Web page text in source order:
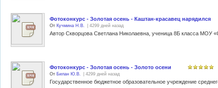
Фотоконкурс - Золотая осень - Каштан-красавец нарядился
От Кучмина Н.В. | 4299 дней назад
Фотоконкурс - Золотая осень - Золото осени
От Билан Ю.В. | 4299 дней назад